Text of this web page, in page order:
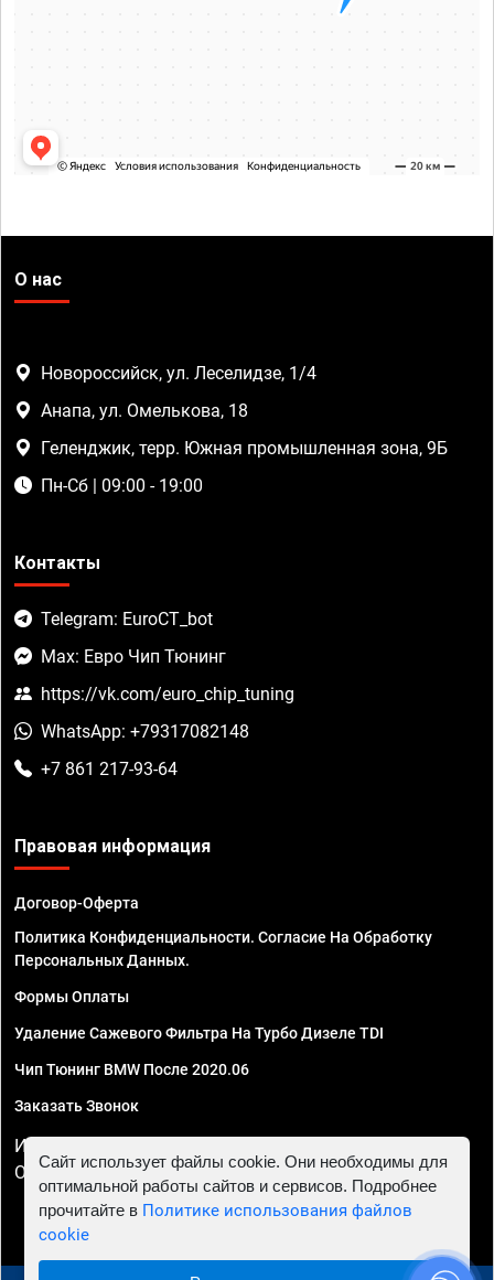
О нас
Новороссийск, ул. Леселидзе, 1/4
Анапа, ул. Омелькова, 18
Геленджик, терр. Южная промышленная зона, 9Б
Пн-Сб | 09:00 - 19:00
Контакты
Telegram: EuroCT_bot
Max: Евро Чип Тюнинг
https://vk.com/euro_chip_tuning
WhatsApp: +79317082148
+7 861 217-93-64
Правовая информация
Договор-Оферта
Политика Конфиденциальности. Согласие На Обработку
Персональных Данных.
Формы Оплаты
Удаление Сажевого Фильтра На Турбо Дизеле TDI
Чип Тюнинг BMW После 2020.06
Заказать Звонок
ИП Смирнов Георгий Павлович. ИНН 781302555843,
ОГРНИП 324470400032610
Сайт использует файлы cookie. Они необходимы для
оптимальной работы сайтов и сервисов. Подробнее
прочитайте в Политике использования файлов
cookie